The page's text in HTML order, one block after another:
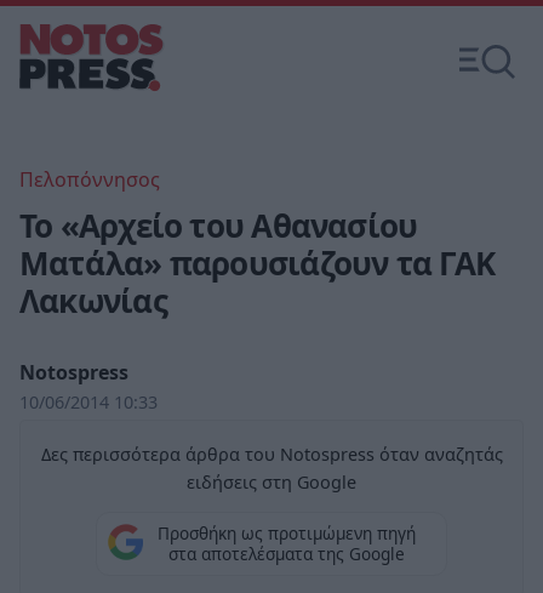
Πελοπόννησος
Το «Αρχείο του Αθανασίου
Ματάλα» παρουσιάζουν τα ΓΑΚ
Λακωνίας
Notospress
10/06/2014 10:33
Δες περισσότερα άρθρα του Notospress όταν αναζητάς
ειδήσεις στη Google
Προσθήκη ως προτιμώμενη πηγή
στα αποτελέσματα της Google